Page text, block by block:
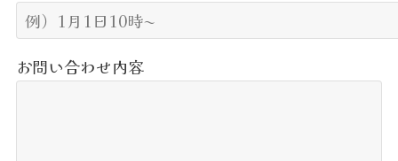
お問い合わせ内容